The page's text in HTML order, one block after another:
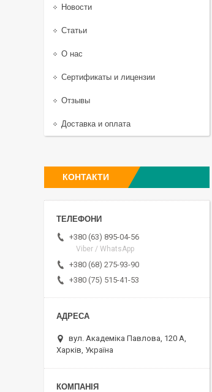
Новости
Статьи
О нас
Сертификаты и лицензии
Отзывы
Доставка и оплата
КОНТАКТИ
+380 (63) 895-04-56
Viber / WhatsApp
+380 (68) 275-93-90
+380 (75) 515-41-53
вул. Академіка Павлова, 120 А,
Харків, Україна